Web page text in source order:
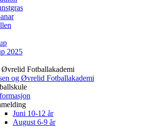
2025
Øvrelid Fotballakademi
og Øvrelid Fotballakademi
Juni 10-12 år
August 6-9 år